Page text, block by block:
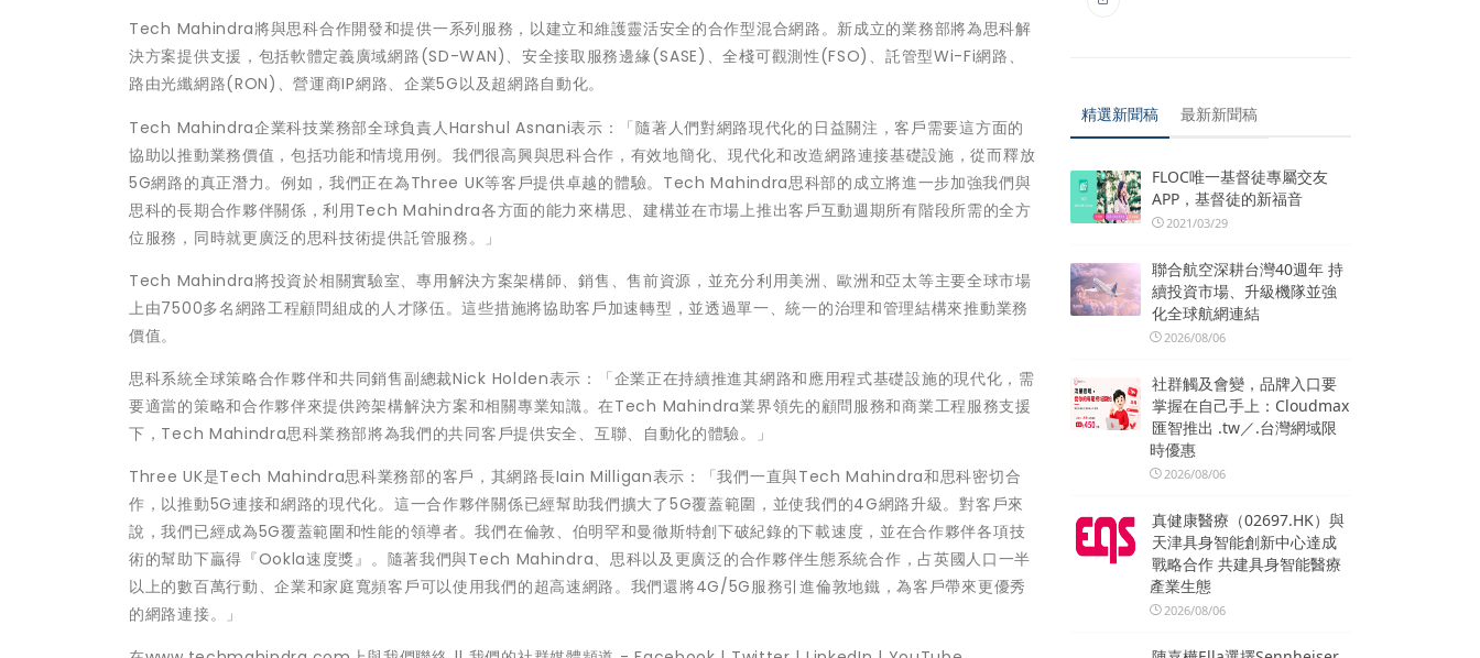
Tech Mahindra將與思科合作開發和提供一系列服務，以建立和維護靈活安全的合作型混合網路。新成立的業務部將為思科解
決方案提供支援，包括軟體定義廣域網路(SD-WAN)、安全接取服務邊緣(SASE)、全棧可觀測性(FSO)、託管型Wi-Fi網路、
路由光纖網路(RON)、營運商IP網路、企業5G以及超網路自動化。
Tech Mahindra企業科技業務部全球負責人Harshul Asnani表示：「隨著人們對網路現代化的日益關注，客戶需要這方面的
協助以推動業務價值，包括功能和情境用例。我們很高興與思科合作，有效地簡化、現代化和改造網路連接基礎設施，從而釋放
5G網路的真正潛力。例如，我們正在為Three UK等客戶提供卓越的體驗。Tech Mahindra思科部的成立將進一步加強我們與
思科的長期合作夥伴關係，利用Tech Mahindra各方面的能力來構思、建構並在市場上推出客戶互動週期所有階段所需的全方
位服務，同時就更廣泛的思科技術提供託管服務。」
Tech Mahindra將投資於相關實驗室、專用解決方案架構師、銷售、售前資源，並充分利用美洲、歐洲和亞太等主要全球市場
上由7500多名網路工程顧問組成的人才隊伍。這些措施將協助客戶加速轉型，並透過單一、統一的治理和管理結構來推動業務
價值。
思科系統全球策略合作夥伴和共同銷售副總裁Nick Holden表示：「企業正在持續推進其網路和應用程式基礎設施的現代化，需
要適當的策略和合作夥伴來提供跨架構解決方案和相關專業知識。在Tech Mahindra業界領先的顧問服務和商業工程服務支援
下，Tech Mahindra思科業務部將為我們的共同客戶提供安全、互聯、自動化的體驗。」
Three UK是Tech Mahindra思科業務部的客戶，其網路長Iain Milligan表示：「我們一直與Tech Mahindra和思科密切合
作，以推動5G連接和網路的現代化。這一合作夥伴關係已經幫助我們擴大了5G覆蓋範圍，並使我們的4G網路升級。對客戶來
說，我們已經成為5G覆蓋範圍和性能的領導者。我們在倫敦、伯明罕和曼徹斯特創下破紀錄的下載速度，並在合作夥伴各項技
術的幫助下贏得『Ookla速度獎』。隨著我們與Tech Mahindra、思科以及更廣泛的合作夥伴生態系統合作，占英國人口一半
以上的數百萬行動、企業和家庭寬頻客戶可以使用我們的超高速網路。我們還將4G/5G服務引進倫敦地鐵，為客戶帶來更優秀
的網路連接。」
精選新聞稿 最新新聞稿
FLOC唯一基督徒專屬交友
APP，基督徒的新福音
2021/03/29
聯合航空深耕台灣40週年 持
續投資市場、升級機隊並強
化全球航網連結
2026/08/06
社群觸及會變，品牌入口要
掌握在自己手上：Cloudmax
匯智推出 .tw／.台灣網域限
時優惠
2026/08/06
真健康醫療（02697.HK）與
天津具身智能創新中心達成
戰略合作 共建具身智能醫療
產業生態
2026/08/06